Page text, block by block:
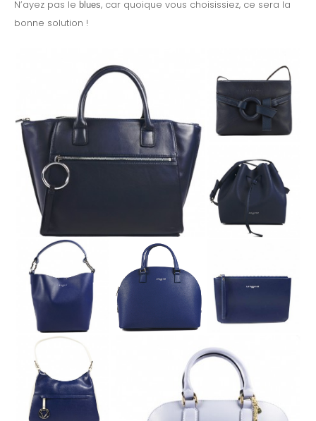
N’ayez pas le blues, car quoique vous choisissiez, ce sera la
bonne solution !